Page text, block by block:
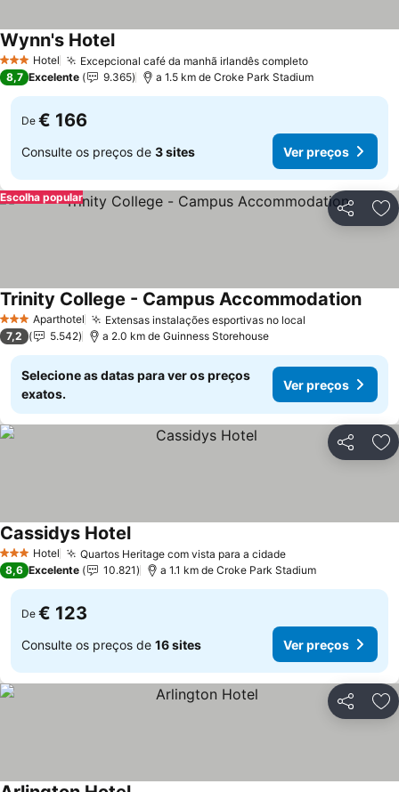
3 EstrelasHotel Excepcional café da manhã irlandês completoVer preços
Wynn's HotelVer preços
8,7 Excelente 9.365 a 1.5 km de Croke Park Stadium
De € 166
Consulte os preços de 3 sites Ver preços
Partilhar
Escolha popular
3 EstrelasAparthotel Extensas instalações esportivas no local
Trinity College - Campus AccommodationVer
7,2 5.542 a 2.0 km de Guinness Storehouse
Selecione as datas para ver os preços
exatos.
Ver preços
Partilhar
3 EstrelasHotel Quartos Heritage com vista para a cidadeVer preços
Cassidys HotelVer preços
8,6 Excelente 10.821 a 1.1 km de Croke Park Stadium
De € 123
Consulte os preços de 16 sites Ver preços
Partilhar